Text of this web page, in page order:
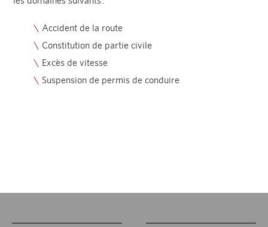
Accident de la route
Constitution de partie civile
Excès de vitesse
Suspension de permis de conduire